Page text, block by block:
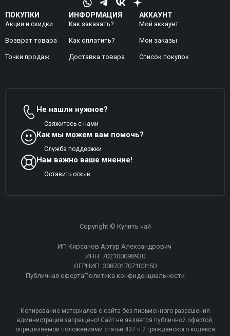
ПОКУПКИ
Акции и скидки
Возврат товара
Точки продаж
ИНФОРМАЦИЯ
Как заказать?
Как оплатить?
Доставка товара
АККАУНТ
Мой аккаунт
Mои заказы
Список покупок
Не нашли нужное?
Свяжитесь с нами
Как мы можем вам помочь?
Служба поддержки
Нам важно ваше мнение!
Оставить отзыв
Copyright © Купить чай
ИП Кирсанов Артур Александрович
ИНН: 702100098930
ОГРНИП: 308701707100150
Публичная офертаПолитика конфиденциальности
Копирование материалов с сайта без письменного разрешения
администрации запрещено! Сайт не является публичной офертой,
определяемой положениями статьи 437 ч.2 гражданского кодекса